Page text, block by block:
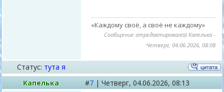
«Каждому своё, а своё не каждому»
Сообщение отредактировал(а) Капелька -
Четверг, 04.06.2026, 08:08
Статус: тута я
Капелька
#7 | Четверг, 04.06.2026, 08:13